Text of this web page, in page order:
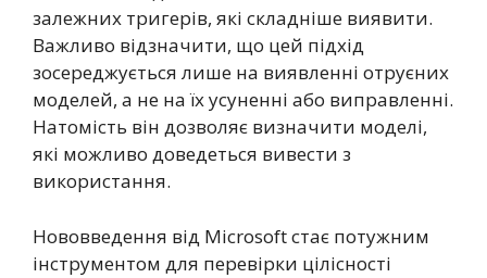
залежних тригерів, які складніше виявити.
Важливо відзначити, що цей підхід
зосереджується лише на виявленні отруєних
моделей, а не на їх усуненні або виправленні.
Натомість він дозволяє визначити моделі,
які можливо доведеться вивести з
використання.
Нововведення від Microsoft стає потужним
інструментом для перевірки цілісності